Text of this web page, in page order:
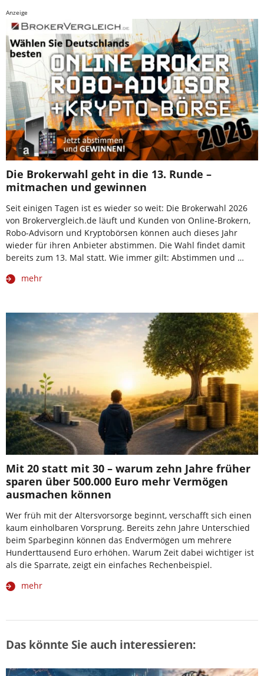
Anzeige
Die Brokerwahl geht in die 13. Runde –
mitmachen und gewinnen
Seit einigen Tagen ist es wieder so weit: Die Brokerwahl 2026
von Brokervergleich.de läuft und Kunden von Online-Brokern,
Robo-Advisorn und Kryptobörsen können auch dieses Jahr
wieder für ihren Anbieter abstimmen. Die Wahl findet damit
bereits zum 13. Mal statt. Wie immer gilt: Abstimmen und …
mehr
Mit 20 statt mit 30 – warum zehn Jahre früher
sparen über 500.000 Euro mehr Vermögen
ausmachen können
Wer früh mit der Altersvorsorge beginnt, verschafft sich einen
kaum einholbaren Vorsprung. Bereits zehn Jahre Unterschied
beim Sparbeginn können das Endvermögen um mehrere
Hunderttausend Euro erhöhen. Warum Zeit dabei wichtiger ist
als die Sparrate, zeigt ein einfaches Rechenbeispiel.
mehr
Das könnte Sie auch interessieren: